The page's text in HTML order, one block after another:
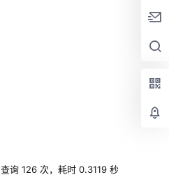
查询 126 次，耗时 0.3119 秒